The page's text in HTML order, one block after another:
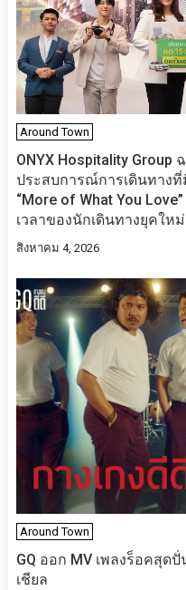
Around Town
ONYX Hospitality Group
ประสบการณ์การเดินทาง
“More of What You
เวลาของนักเดินทางยุคใหม่
สิงหาคม 4, 2026
Around Town
​​GQ ออก MV เพลงร็อคสุด
เชียล